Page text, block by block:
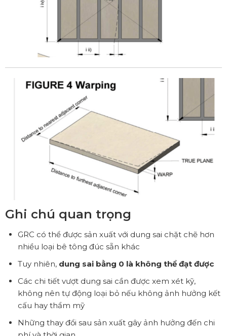
Ghi chú quan trọng
GRC có thể được sản xuất với dung sai chặt chẽ hơn
nhiều loại bê tông đúc sẵn khác
Tuy nhiên, dung sai bằng 0 là không thể đạt được
Các chi tiết vượt dung sai cần được xem xét kỹ,
không nên tự động loại bỏ nếu không ảnh hưởng kết
cấu hay thẩm mỹ
Những thay đổi sau sản xuất gây ảnh hưởng đến chi